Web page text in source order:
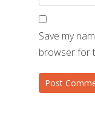
Save my
browser for